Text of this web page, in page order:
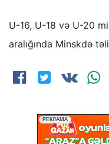
U-16, U-18 və U-20
aralığında Minskdə